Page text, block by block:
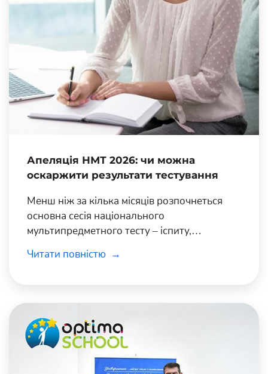
Апеляція НМТ 2026: чи можна
оскаржити результати тестування
Менш ніж за кілька місяців розпочнеться
основна сесія національного
мультипредметного тесту – іспиту,
випускник школи вступити на бажану
Читати повністю